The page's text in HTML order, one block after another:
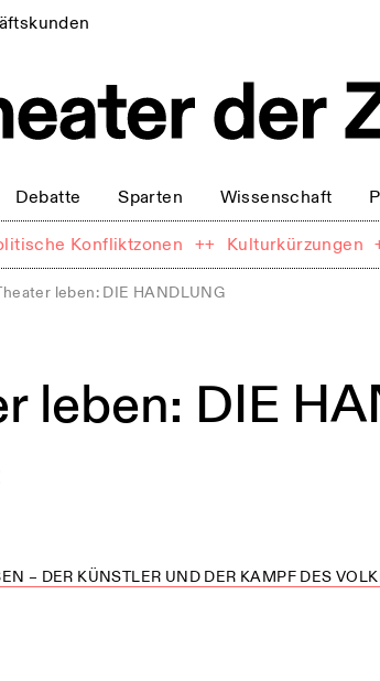
Debatte Sparten Wissenschaft
Konfliktzonen ++ Kulturkürzungen
leben: DIE HANDLUNG
leben: DIE
– DER KÜNSTLER UND DER KAMPF DES